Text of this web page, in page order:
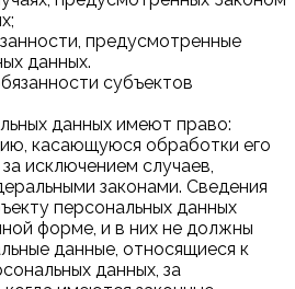
предусмотренные
данных.
субъектов
данных имеют право:
касающуюся обработки его
исключением случаев,
законами. Сведения
персональных данных
форме, и в них не должны
данные, относящиеся к
данных, за